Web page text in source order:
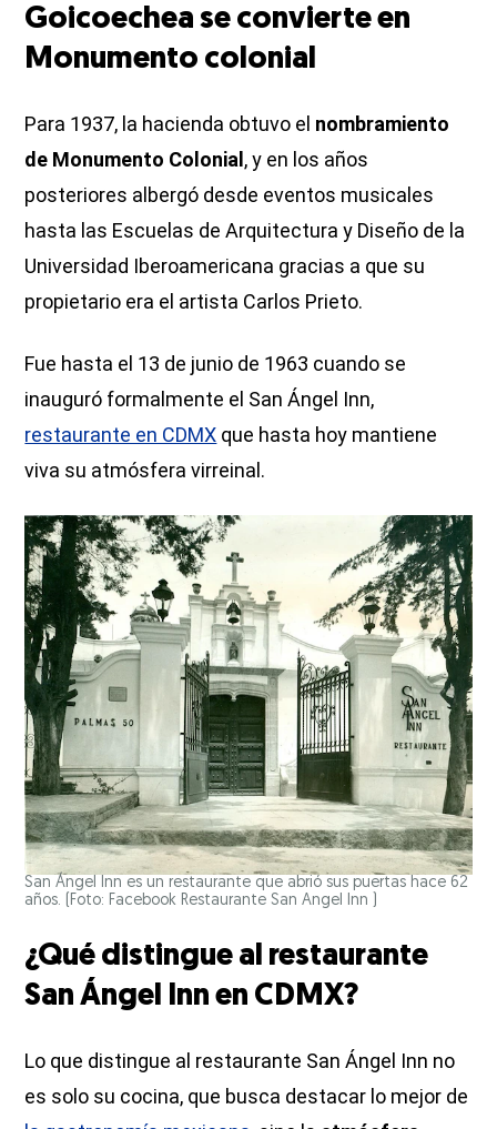
Goicoechea se convierte en
Monumento colonial
Para 1937, la hacienda obtuvo el nombramiento
de Monumento Colonial , y en los años
posteriores albergó desde eventos musicales
hasta las Escuelas de Arquitectura y Diseño de la
Universidad Iberoamericana gracias a que su
propietario era el artista Carlos Prieto.
Fue hasta el 13 de junio de 1963 cuando se
inauguró formalmente el San Ángel Inn,
restaurante en CDMX que hasta hoy mantiene
viva su atmósfera virreinal.
San Ángel Inn es un restaurante que abrió sus puertas hace 62
años. (Foto: Facebook Restaurante San Angel Inn )
¿Qué distingue al restaurante
San Ángel Inn en CDMX?
Lo que distingue al restaurante San Ángel Inn no
es solo su cocina, que busca destacar lo mejor de